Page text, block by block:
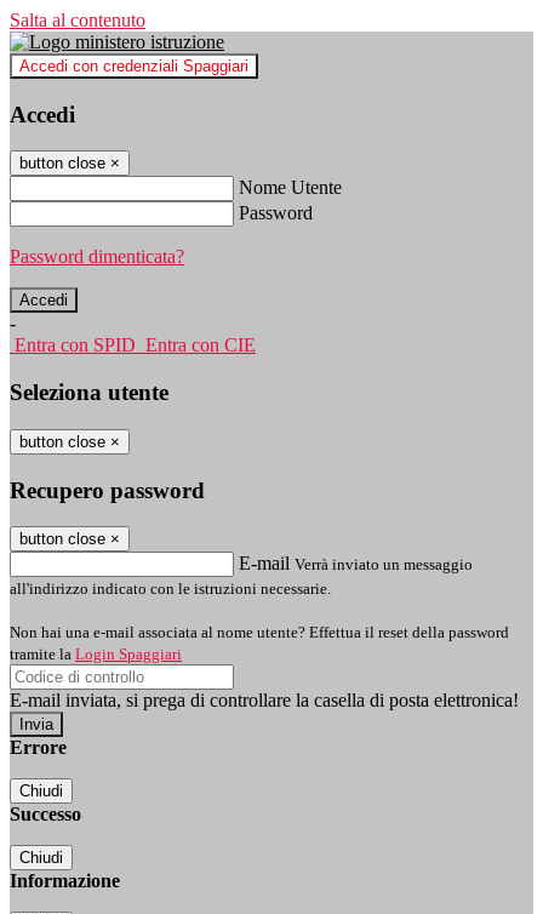
Salta al contenuto
Accedi con credenziali Spaggiari
Accedi
button close ×
Nome Utente
Password
Password dimenticata?
-
Entra con SPID Entra con CIE
Seleziona utente
button close ×
Recupero password
button close ×
E-mail Verrà inviato un messaggio
all'indirizzo indicato con le istruzioni necessarie.
Non hai una e-mail associata al nome utente? Effettua il reset della password
tramite la Login Spaggiari
E-mail inviata, si prega di controllare la casella di posta elettronica!
Errore
Chiudi
Successo
Chiudi
Informazione